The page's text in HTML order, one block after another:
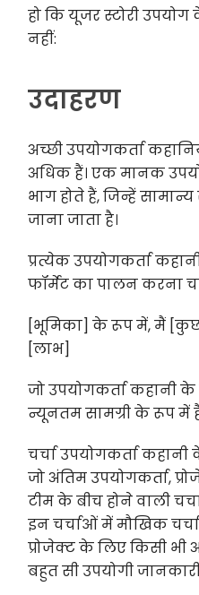
हो कि यूजर स्टोरी
नहीं:
उदाहरण
अच्छी उपयोगकर्ता
अधिक हैं। एक मानक
भाग होते हैं, जिन्हें
जाना जाता है।
प्रत्येक उपयोगकर्ता
फॉर्मेट का पालन करना
[भूमिका] के रूप में, मैं [कुछ
[लाभ]
जो उपयोगकर्ता कहानी
न्यूनतम सामग्री के रूप में
चर्चा उपयोगकर्ता कहानी
जो अंतिम उपयोगकर्ता,
टीम के बीच होने वाली
इन चर्चाओं में मौखिक
प्रोजेक्ट के लिए किसी भी
बहुत सी उपयोगी